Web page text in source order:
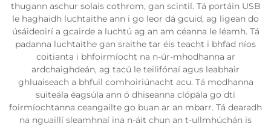
thugann aschur solais cothrom, gan scintil. Tá portáin USB
le haghaidh luchtaithe ann i go leor dá gcuid, ag ligean do
úsáideoirí a gcairde a luchtú ag an am céanna le léamh. Tá
padanna luchtaithe gan sraithe tar éis teacht i bhfad níos
coitianta i bhfoirmíocht na n-úr-mhodhanna ar
ardchaighdeán, ag tacú le teilifónaí agus leabhair
ghluaiseach a bhfuil comhoiriúnacht acu. Tá modhanna
suiteála éagsúla ann ó dhiseanna clópála go dtí
foirmíochtanna ceangailte go buan ar an mbarr. Tá dearadh
na nguaillí sleamhnaí ina n-áit chun an t-ullmhúchán is